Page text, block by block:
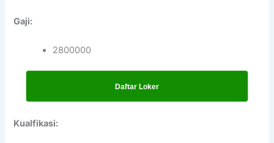
Gaji:
2800000
Daftar Loker
Kualfikasi: